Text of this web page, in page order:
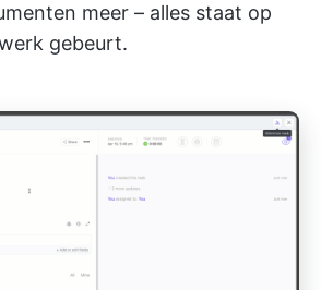
meer – alles staat op
gebeurt.